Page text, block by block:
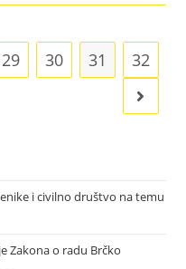
29 30 31 32
i civilno društvo na temu
Zakona o radu Brčko